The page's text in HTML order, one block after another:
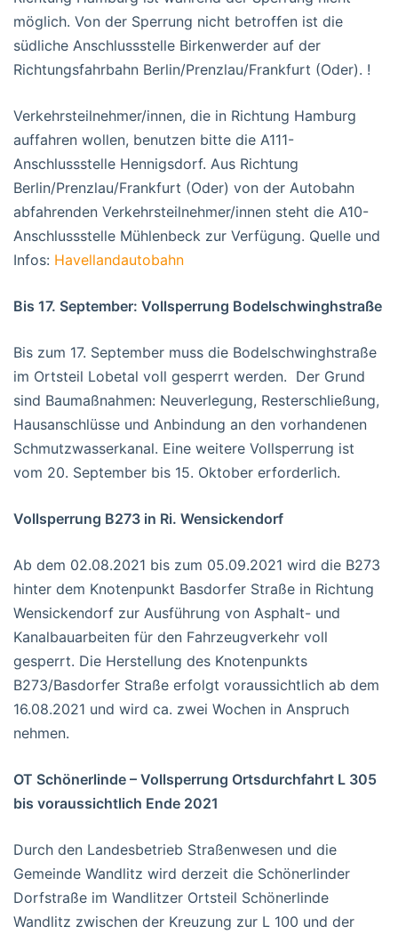
möglich. Von der Sperrung nicht betroffen ist die
südliche Anschlussstelle Birkenwerder auf der
Richtungsfahrbahn Berlin/Prenzlau/Frankfurt (Oder). !
Verkehrsteilnehmer/innen, die in Richtung Hamburg
auffahren wollen, benutzen bitte die A111-
Anschlussstelle Hennigsdorf. Aus Richtung
Berlin/Prenzlau/Frankfurt (Oder) von der Autobahn
abfahrenden Verkehrsteilnehmer/innen steht die A10-
Anschlussstelle Mühlenbeck zur Verfügung. Quelle und
Infos: Havellandautobahn
Bis 17. September: Vollsperrung Bodelschwinghstraße
Bis zum 17. September muss die Bodelschwinghstraße
im Ortsteil Lobetal voll gesperrt werden. Der Grund
sind Baumaßnahmen: Neuverlegung, Resterschließung,
Hausanschlüsse und Anbindung an den vorhandenen
Schmutzwasserkanal. Eine weitere Vollsperrung ist
vom 20. September bis 15. Oktober erforderlich.
Vollsperrung B273 in Ri. Wensickendorf
Ab dem 02.08.2021 bis zum 05.09.2021 wird die B273
hinter dem Knotenpunkt Basdorfer Straße in Richtung
Wensickendorf zur Ausführung von Asphalt- und
Kanalbauarbeiten für den Fahrzeugverkehr voll
gesperrt. Die Herstellung des Knotenpunkts
B273/Basdorfer Straße erfolgt voraussichtlich ab dem
16.08.2021 und wird ca. zwei Wochen in Anspruch
nehmen.
OT Schönerlinde – Vollsperrung Ortsdurchfahrt L 305
bis voraussichtlich Ende 2021
Durch den Landesbetrieb Straßenwesen und die
Gemeinde Wandlitz wird derzeit die Schönerlinder
Dorfstraße im Wandlitzer Ortsteil Schönerlinde
Wandlitz zwischen der Kreuzung zur L 100 und der